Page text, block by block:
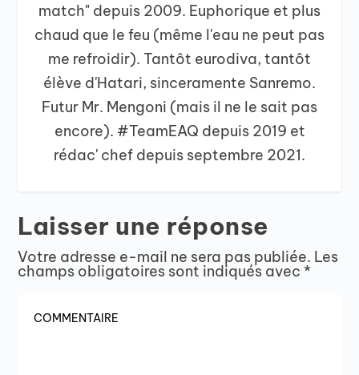
match" depuis 2009. Euphorique et plus
chaud que le feu (même l'eau ne peut pas
me refroidir). Tantôt eurodiva, tantôt
élève d'Hatari, sinceramente Sanremo.
Futur Mr. Mengoni (mais il ne le sait pas
encore). #TeamEAQ depuis 2019 et
rédac' chef depuis septembre 2021.
Laisser une réponse
Votre adresse e-mail ne sera pas publiée. Les
champs obligatoires sont indiqués avec *